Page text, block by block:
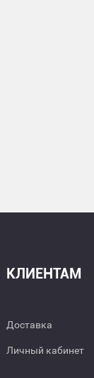
КЛИЕНТАМ
Доставка
Личный кабинет